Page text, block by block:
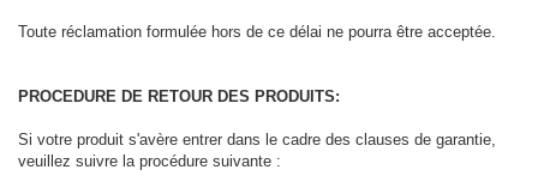
Toute réclamation formulée hors de ce délai ne pourra être acceptée.
PROCEDURE DE RETOUR DES PRODUITS:
Si votre produit s'avère entrer dans le cadre des clauses de garantie,
veuillez suivre la procédure suivante :